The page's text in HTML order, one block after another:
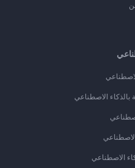
بالذكاء الاصطناعي
الاصطناعي